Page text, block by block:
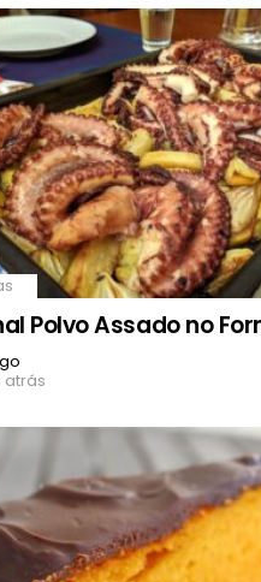
Polvo Assado no
atrás